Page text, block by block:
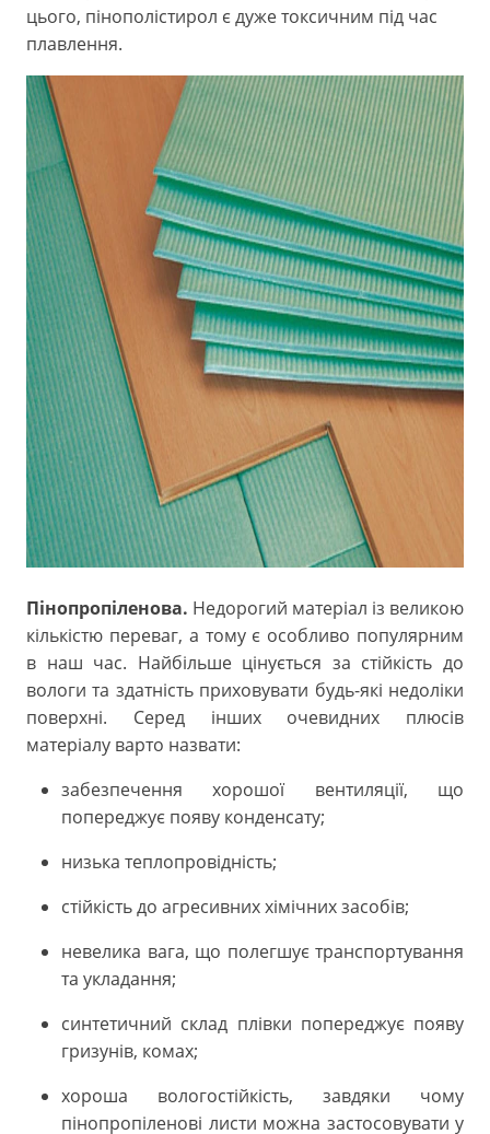
цього, пінополістирол є дуже токсичним під час
плавлення.
Пінопропіленова. Недорогий матеріал із великою
кількістю переваг, а тому є особливо популярним
в наш час. Найбільше цінується за стійкість до
вологи та здатність приховувати будь-які недоліки
поверхні. Серед інших очевидних плюсів
матеріалу варто назвати:
забезпечення хорошої вентиляції, що
попереджує появу конденсату;
низька теплопровідність;
стійкість до агресивних хімічних засобів;
невелика вага, що полегшує транспортування
та укладання;
синтетичний склад плівки попереджує появу
гризунів, комах;
хороша вологостійкість, завдяки чому
пінопропіленові листи можна застосовувати у